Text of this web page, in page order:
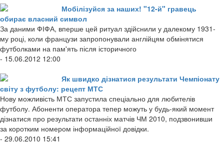
Мобілізуйся за наших! "12-й" гравець
обирає власний символ
За даними ФІФА, вперше цей ритуал здійснили у далекому 1931-
му році, коли французи запропонували англійцям обмінятися
футболками на пам'ять після історичного
- 15.06.2012 12:00
Як швидко дізнатися результати Чемпіонату
світу з футболу: рецепт МТС
Нову можливість МТС запустила спеціально для любителів
футболу. Абоненти оператора тепер можуть у будь-який момент
дізнатися про результати останніх матчів ЧМ 2010, подзвонивши
за коротким номером інформаційної довідки.
- 29.06.2010 15:41